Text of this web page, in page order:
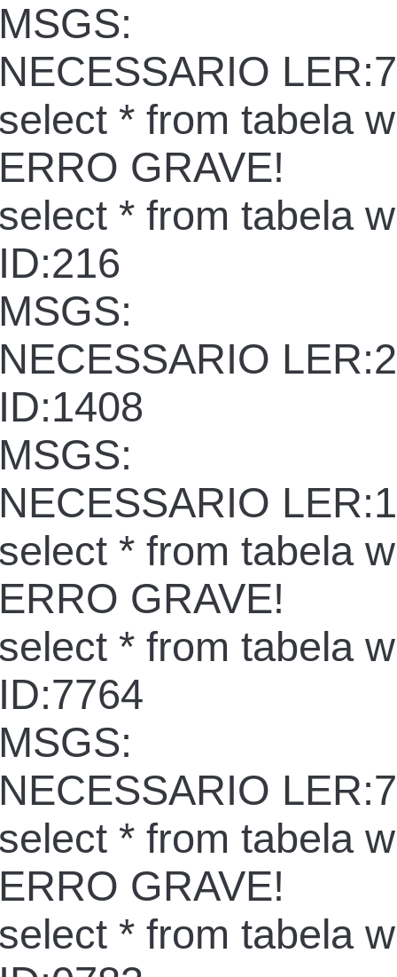
* from tabela
GRAVE!
* from tabela
* from tabela
GRAVE!
* from tabela
* from tabela
GRAVE!
* from tabela